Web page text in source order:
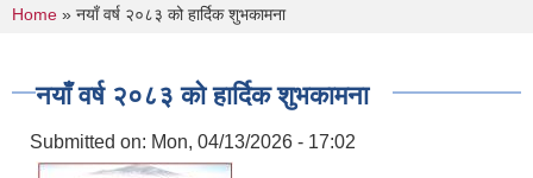
You are here
Home » नयाँ वर्ष २०८३ को हार्दिक शुभकामना
नयाँ वर्ष २०८३ को हार्दिक शुभकामना
Submitted on: Mon, 04/13/2026 - 17:02